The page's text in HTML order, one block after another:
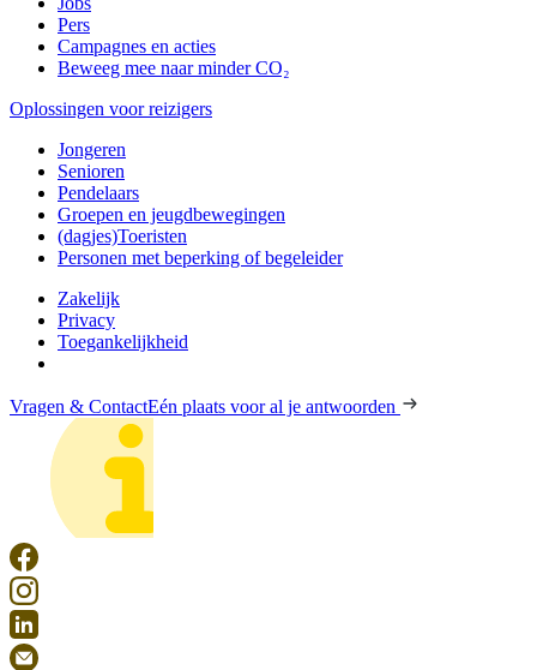
Pers
Campagnes en acties
Beweeg mee naar minder CO₂
Oplossingen voor reizigers
Jongeren
Senioren
Pendelaars
Groepen en jeugdbewegingen
(dagjes)Toeristen
Personen met beperking of begeleider
Zakelijk
Privacy
Toegankelijkheid
Vragen & ContactEén plaats voor al je antwoorden